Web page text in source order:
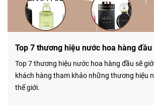
Top 7 thương hiệu nước hoa hàng đầu
Top 7 thương hiệu nước hoa hàng đầu sẽ
khách hàng tham khảo những thương hiệu
thế giới.